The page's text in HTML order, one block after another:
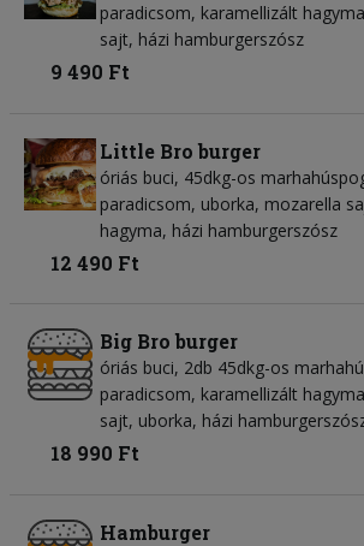
paradicsom, karamellizált
sajt, házi hamburgerszósz
9 490 Ft
Little Bro burger
óriás buci, 45dkg-os
paradicsom, uborka, mozarella
hagyma, házi hamburgerszósz
12 490 Ft
Big Bro burger
óriás buci, 2db 45dkg-os
paradicsom, karamellizált
sajt, uborka, házi
18 990 Ft
Hamburger